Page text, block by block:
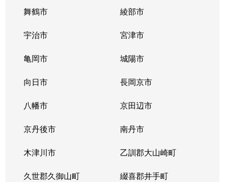
舞鶴市 綾部市
宇治市 宮津市
亀岡市 城陽市
向日市 長岡京市
八幡市 京田辺市
京丹後市 南丹市
木津川市 乙訓郡大山崎町
久世郡久御山町 綴喜郡井手町